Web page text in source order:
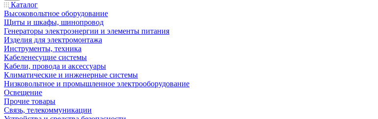
Каталог
Высоковольтное оборудование
Щиты и шкафы, шинопровод
Генераторы электроэнергии и элементы питания
Изделия для электромонтажа
Инструменты, техника
Кабеленесущие системы
Кабели, провода и аксессуары
Климатические и инженерные системы
Низковольтное и промышленное электрооборудование
Освещение
Прочие товары
Связь, телекоммуникации